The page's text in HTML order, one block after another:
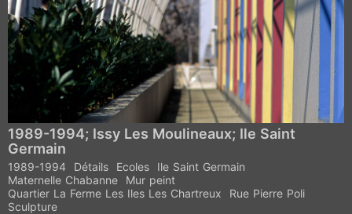
1989-1994; Issy Les Moulineaux; Ile Saint
Germain
1989-1994 Détails Ecoles
Ile Saint Germain
Maternelle Chabanne
Mur peint
Quartier La Ferme Les Iles Les Chartreux
Rue Pierre Poli
Sculpture